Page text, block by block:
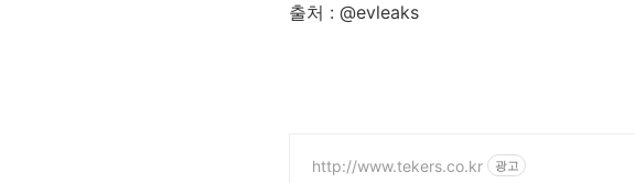
출처 : @evleaks
http://www.tekers.co.kr 광고